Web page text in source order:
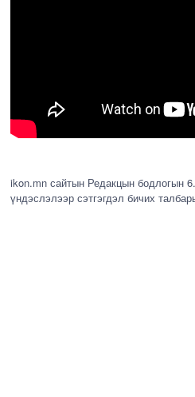
ikon.mn сайтын Редакцын бодлогын
үндэслэлээр сэтгэгдэл бичих